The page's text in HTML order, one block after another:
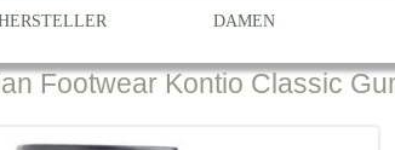
DAMEN
Footwear Kontio Classic